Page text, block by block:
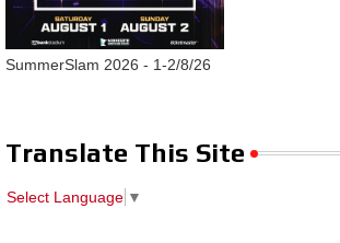
SummerSlam 2026 - 1-2/8/26
Translate This Site
Select Language ▼